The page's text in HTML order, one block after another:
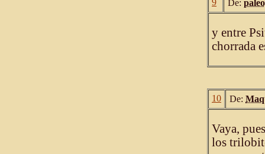
9 De:
y entre
chorrada
10 De:
Vaya,
los